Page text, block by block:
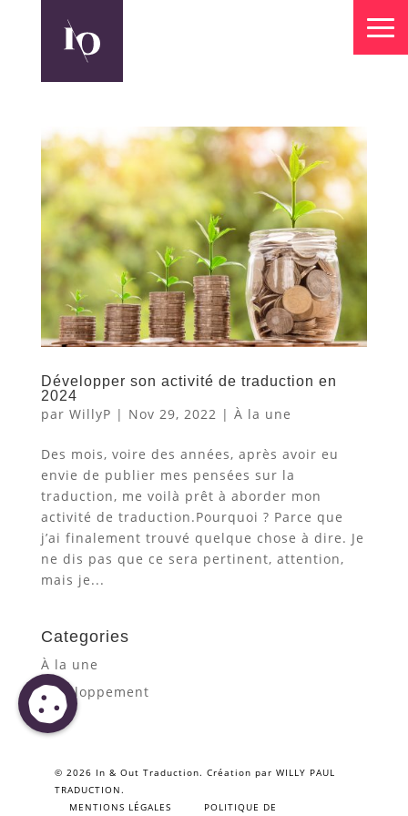
Développer son activité de traduction en
2024
par WillyP | Nov 29, 2022 | À la une
Des mois, voire des années, après avoir eu
envie de publier mes pensées sur la
traduction, me voilà prêt à aborder mon
activité de traduction.Pourquoi ? Parce que
j’ai finalement trouvé quelque chose à dire. Je
ne dis pas que ce sera pertinent, attention,
mais je...
Categories
À la une
Développement
© 2026 In & Out Traduction. Création par WILLY PAUL
TRADUCTION.
MENTIONS LÉGALES
POLITIQUE DE